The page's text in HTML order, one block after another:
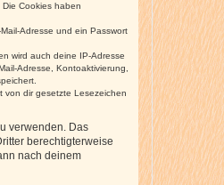
Cookies haben
Adresse und ein Passwort
wird auch deine IP-Adresse
Adresse, Kontoaktivierung,
von dir gesetzte Lesezeichen
verwenden. Das
berechtigterweise
nach deinem